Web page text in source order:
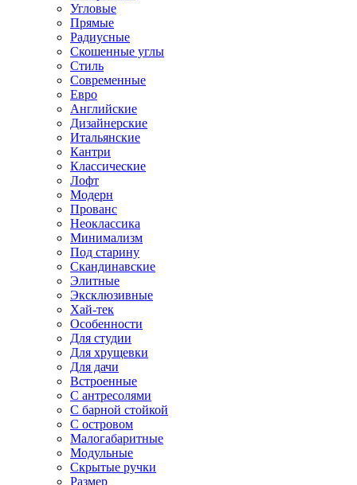
Угловые
Прямые
Радиусные
Скошенные углы
Стиль
Современные
Евро
Английские
Дизайнерские
Итальянские
Кантри
Классические
Лофт
Модерн
Прованс
Неоклассика
Минимализм
Под старину
Скандинавские
Элитные
Эксклюзивные
Хай-тек
Особенности
Для студии
Для хрущевки
Для дачи
Встроенные
С антресолями
С барной стойкой
С островом
Малогабаритные
Модульные
Скрытые ручки
Размер